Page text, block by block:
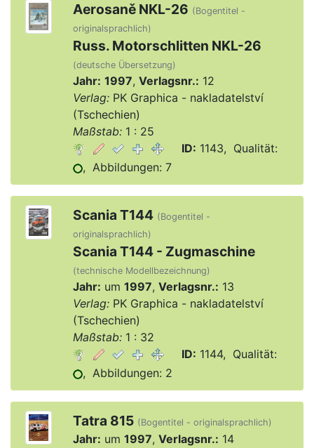
Aerosaně NKL-26 (Bogentitel -
originalsprachlich)
Russ. Motorschlitten NKL-26
(deutsche Übersetzung)
Jahr: 1997, Verlagsnr.: 12
Verlag:PK Graphica - nakladatelství
(Tschechien)
Maßstab:1 : 25
ID: 1143, Qualität:
, Abbildungen: 7
Scania T144 (Bogentitel -
originalsprachlich)
Scania T144 - Zugmaschine
(technische Modellbezeichnung)
Jahr: um 1997, Verlagsnr.: 13
Verlag:PK Graphica - nakladatelství
(Tschechien)
Maßstab:1 : 32
ID: 1144, Qualität:
, Abbildungen: 2
Tatra 815 (Bogentitel - originalsprachlich)
Jahr: um 1997, Verlagsnr.: 14